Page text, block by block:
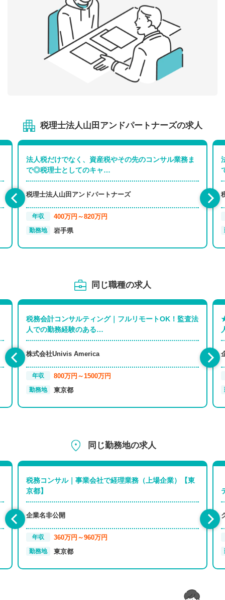
税理士法人山田アンドパートナーズの求人
法人税だけでなく、資産税やその先のコンサル業務ま
で◎税理士としてのキャ…
税理士法人山田アンドパートナーズ
年収 400万円～820万円
勤務地 岩手県
同じ職種の求人
税務会計コンサルティング｜フルリモートOK！監査法
人での勤務経験のある…
株式会社Univis America
年収 800万円～1500万円
勤務地 東京都
同じ勤務地の求人
税務コンサル｜事業会社で経理業務（上場企業）【東
京都】
企業名非公開
年収 360万円～960万円
勤務地 東京都